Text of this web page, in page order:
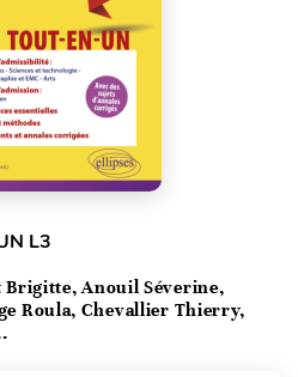
L3
Brigitte, Anouil Séverine,
Roula, Chevallier Thierry,